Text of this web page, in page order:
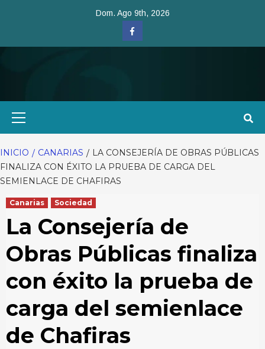
Dom. Ago 9th, 2026
Facebook
INICIO CANARIAS
LA CONSEJERÍA DE OBRAS PÚBLICAS
FINALIZA CON ÉXITO LA PRUEBA DE CARGA DEL
SEMIENLACE DE CHAFIRAS
Canarias Sociedad
La Consejería de
Obras Públicas finaliza
con éxito la prueba de
carga del semienlace
de Chafiras